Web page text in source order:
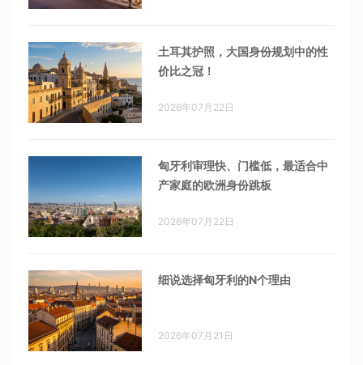
土耳其护照，大国身份规划中的性
价比之冠！
2026年07月22日
匈牙利审理快、门槛低，最适合中
产家庭的欧洲身份跳板
2026年07月22日
细说选择匈牙利的N个理由
2026年07月21日